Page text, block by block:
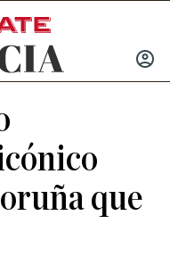
INICIAR
que